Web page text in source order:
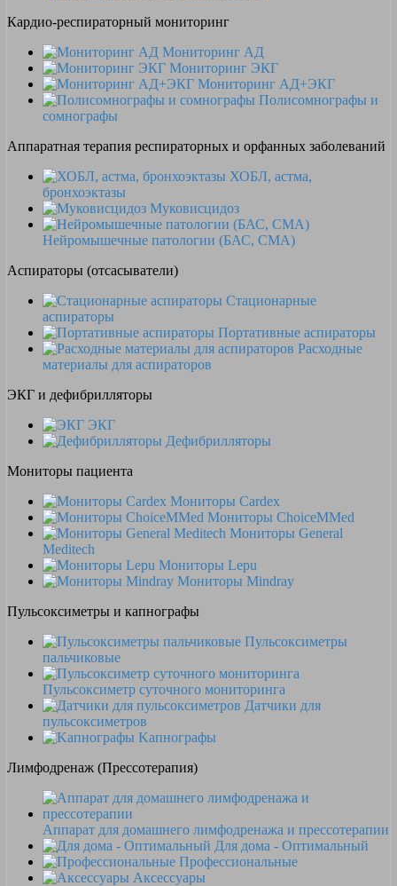
Кардио-респираторный мониторинг
Мониторинг АД
Мониторинг ЭКГ
Мониторинг АД+ЭКГ
Полисомнографы и
сомнографы
Аппаратная терапия респираторных и орфанных заболеваний
ХОБЛ, астма,
бронхоэктазы
Муковисцидоз
Нейромышечные патологии (БАС, СМА)
Аспираторы (отсасыватели)
Стационарные
аспираторы
Портативные аспираторы
Расходные
материалы для аспираторов
ЭКГ и дефибрилляторы
ЭКГ
Дефибрилляторы
Мониторы пациента
Мониторы Cardex
Мониторы ChoiceMMed
Мониторы General
Meditech
Мониторы Lepu
Мониторы Mindray
Пульсоксиметры и капнографы
Пульсоксиметры
пальчиковые
Пульсоксиметр суточного мониторинга
Датчики для
пульсоксиметров
Kапнографы
Лимфодренаж (Прессотерапия)
Аппарат для домашнего лимфодренажа и прессотерапии
Для дома - Оптимальный
Профессиональные
Аксессуары